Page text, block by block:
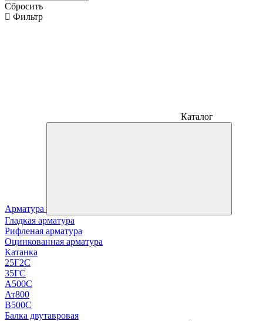
Сбросить
Фильтр
Каталог
Арматура
Гладкая арматура
Рифленая арматура
Оцинкованная арматура
Катанка
25Г2С
35ГС
А500С
Ат800
В500С
Балка двутавровая